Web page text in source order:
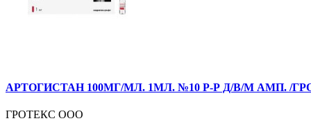
АРТОГИСТАН 100МГ/МЛ. 1МЛ. №10 Р-Р Д/В/М АМП. /
ГРОТЕКС ООО